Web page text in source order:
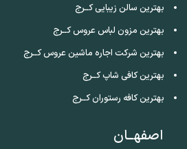
بهترین سالن زیبایی کــرج
بهترین مزون لباس عروس کــرج
بهترین شرکت اجاره ماشین عروس کــرج
بهترین کافی شاپ کــرج
بهترین کافه رستوران کــرج
اصفهــان